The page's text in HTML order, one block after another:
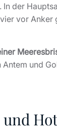
der
vor Anker
und
und